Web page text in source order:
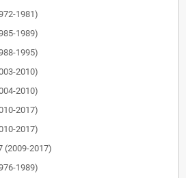
1981)
1989)
1995)
2010)
2010)
2017)
2017)
(2009-2017)
1989)